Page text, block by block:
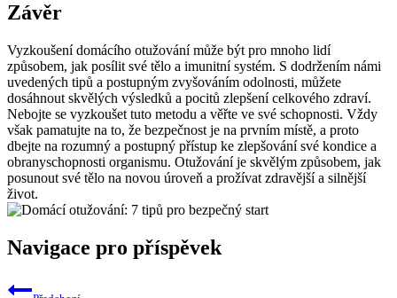
Závěr
Vyzkoušení domácího otužování může být pro mnoho lidí
způsobem, jak posílit své tělo a imunitní systém. S dodržením námi
uvedených tipů a postupným zvyšováním odolnosti, můžete
dosáhnout skvělých výsledků a pocitů zlepšení celkového zdraví.
Nebojte se vyzkoušet tuto metodu a věřte ve své schopnosti. Vždy
však pamatujte na to, že bezpečnost je na prvním místě, a proto
dbejte na rozumný a postupný přístup ke zlepšování své kondice a
obranyschopnosti organismu. Otužování je skvělým způsobem, jak
posunout své tělo na novou úroveň a prožívat zdravější a silnější
život.
Navigace pro příspěvek